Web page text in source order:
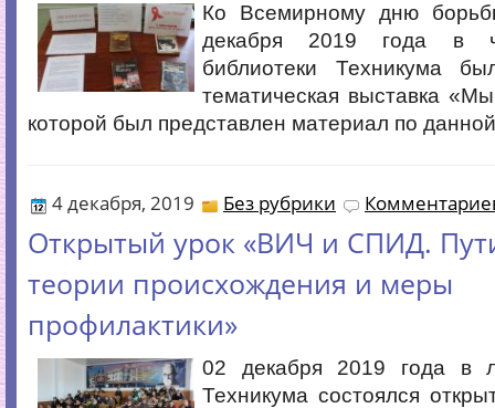
Ко Всемирному дню
декабря 2019 года в
библиотеки Техникума
тематическая выставка
которой был представлен материал по
4 декабря, 2019 Без рубрики
Открытый урок «ВИЧ и СПИД.
теории происхождения и меры
профилактики»
02 декабря 2019 года в
Техникума состоялся